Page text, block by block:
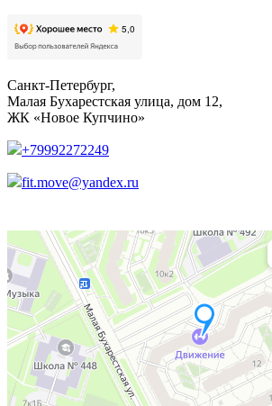
Санкт-Петербург,
Малая Бухарестская улица, дом 12,
ЖК «Новое Купчино»
+79992272249
fit.move@yandex.ru